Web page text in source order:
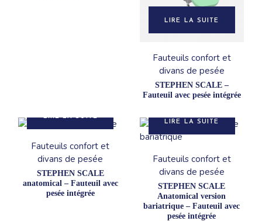
LIRE LA SUITE
Fauteuils confort et
divans de pesée
STEPHEN SCALE –
Fauteuil avec pesée intégrée
LIRE LA SUITE
Fauteuils confort et
divans de pesée
STEPHEN SCALE
anatomical – Fauteuil avec
pesée intégrée
LIRE LA SUITE
Fauteuils confort et
divans de pesée
STEPHEN SCALE
Anatomical version
bariatrique – Fauteuil avec
pesée intégrée